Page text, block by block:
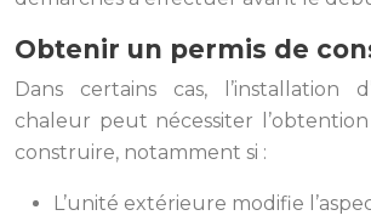
Obtenir un permis de
Dans certains cas, l’installation
chaleur peut nécessiter
construire, notamment si :
L’unité extérieure modifie